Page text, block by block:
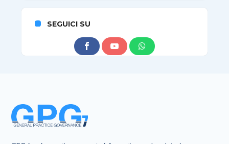
SEGUICI SU